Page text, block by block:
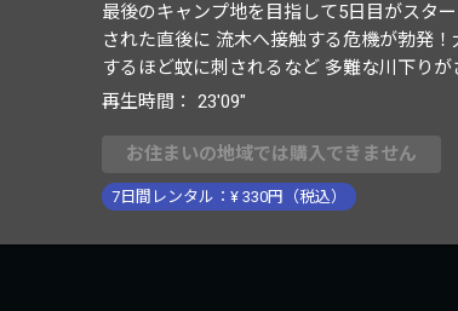
最後のキャンプ地を目指して5日目がスタ
された直後に 流木へ接触する危機が勃発
するほど蚊に刺されるなど 多難な川下りが
再生時間： 23'09"
お住まいの地域では購入できません
7 日間レンタル：¥ 330円（税込）